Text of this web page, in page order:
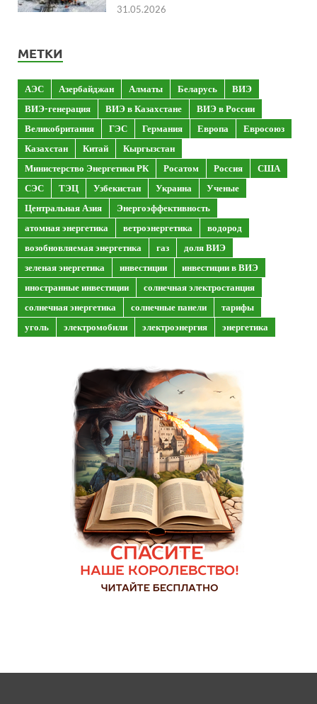
31.05.2026
МЕТКИ
АЭС Азербайджан Алматы Беларусь
ВИЭ
ВИЭ-генерация
ВИЭ в Казахстане
ВИЭ в России
Великобритания
ГЭС Германия Европа
Евросоюз
Казахстан
Китай
Кыргызстан
Министерство Энергетики РК
Росатом Россия
США
СЭС
ТЭЦ Узбекистан Украина
Ученые
Центральная Азия
Энергоэффективность
атомная энергетика
ветроэнергетика
водород
возобновляемая энергетика
газ
доля ВИЭ
зеленая энергетика
инвестиции
инвестиции в ВИЭ
иностранные инвестиции
солнечная электростанция
солнечная энергетика
солнечные панели
тарифы
уголь
электромобили электроэнергия энергетика